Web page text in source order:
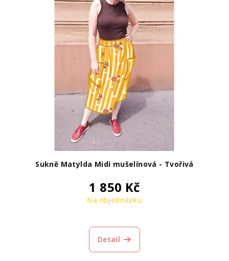
Sukně Matylda Midi mušelínová - Tvořivá
1 850 Kč
Na objednávku
Detail